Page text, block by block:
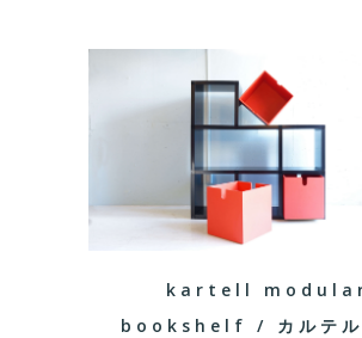
kartell
bookshelf / カルテル